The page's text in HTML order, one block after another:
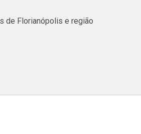
de Florianópolis e região